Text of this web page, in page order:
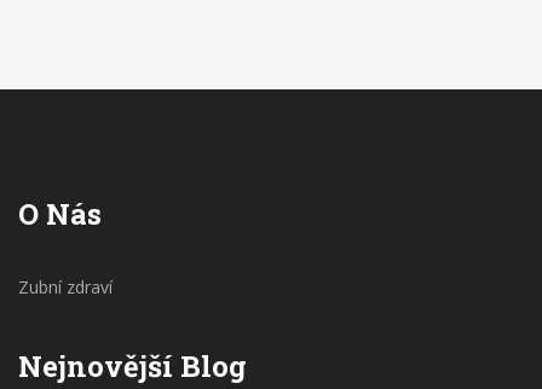
O Nás
Zubní zdraví
Nejnovější Blog